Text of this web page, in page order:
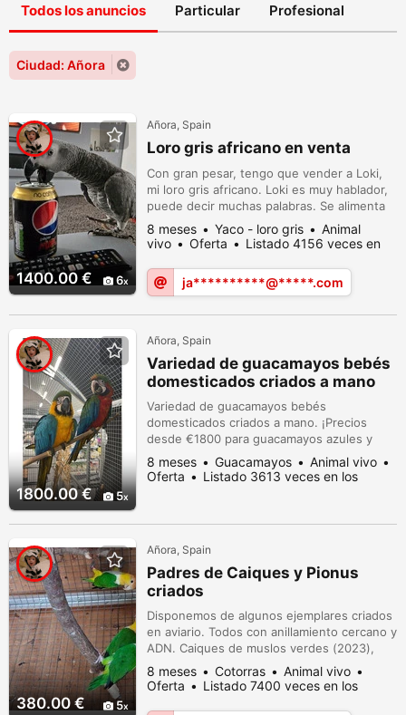
Todos los anuncios Particular Profesional
Ciudad: Añora
1400.00 € 6
Añora, Spain
Loro gris africano en venta
Con gran pesar, tengo que vender a Loki,
mi loro gris africano. Loki es muy hablador,
puede decir muchas palabras. Se alimenta
bien, así que es fácil de entrenar y es
amigable; le encanta pasar tiempo fuera de
a Loki, mi loro gris africano. Loki es muy
hablador, puede decir muchas palabras. Se
8 meses Yaco - loro gris
Animal
vivo
Oferta
Listado 4156 veces en
ja**********@*****.com
1800.00 € 5
Añora, Spain
Variedad de guacamayos bebés
domesticados criados a mano
Variedad de guacamayos bebés
domesticados criados a mano. ¡Precios
desde €1800 para guacamayos azules y
dorados! Guacamayos disponibles: Azul y
Dorado, Ala Verde, Catalina, Escarlata,
8 meses Guacamayos
Animal vivo
Oferta
Listado 3613 veces en los
380.00 € 5
Añora, Spain
Padres de Caiques y Pionus
criados
Disponemos de algunos ejemplares criados
en aviario. Todos con anillamiento cercano y
ADN. Caiques de muslos verdes (2023),
macho y hembra, 650 £ cada uno. Caique
de muslos amarillos (2024), macho, 250 €
8 meses Cotorras
Animal vivo
Oferta
Listado 7400 veces en los